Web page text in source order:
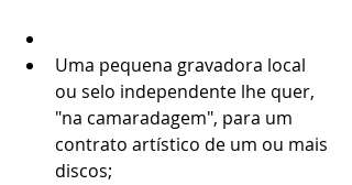
Uma pequena gravadora local
ou selo independente lhe quer,
"na camaradagem", para um
contrato artístico de um ou mais
discos;